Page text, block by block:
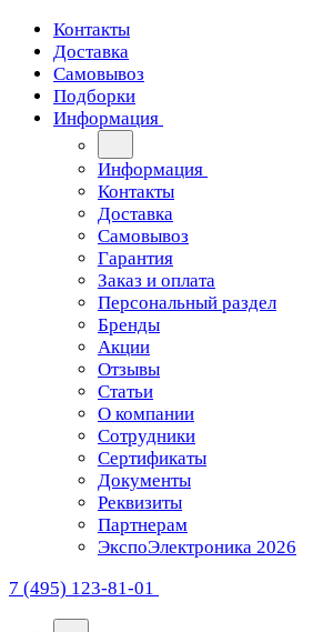
Контакты
Доставка
Самовывоз
Подборки
Информация
Информация
Контакты
Доставка
Самовывоз
Гарантия
Заказ и оплата
Персональный раздел
Бренды
Акции
Отзывы
Статьи
О компании
Сотрудники
Сертификаты
Документы
Реквизиты
Партнерам
ЭкспоЭлектроника 2026
7 (495) 123-81-01